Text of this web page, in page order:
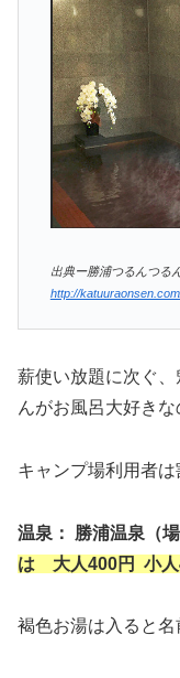
出典ー勝浦つるんつる
http://
薪使い放題に次ぐ
んがお風呂大好きな
キャンプ場利用者は
温泉： 勝浦温泉（
は 大人400円 小人
褐色お湯は入ると名